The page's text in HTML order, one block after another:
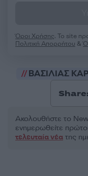
Όροι Χρήσης. Το site
Πολιτική Απορρήτου &
ΒΑΣΙΛΙΑΣ
Share:
Ακολουθήστε το
ενημερωθείτε
τελευταία νέα της